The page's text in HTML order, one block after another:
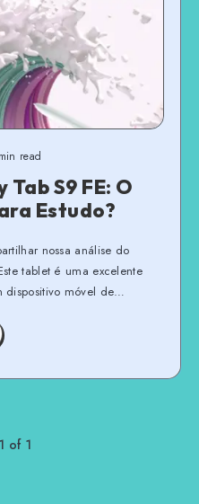
read
S9 FE: O
Estudo?
nossa análise do
tablet é uma excelente
dispositivo móvel de…
of 1